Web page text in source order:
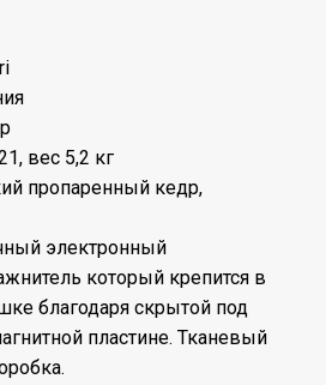
вес 5,2 кг
пропаренный кедр,
электронный
который крепится в
благодаря скрытой под
пластине. Тканевый